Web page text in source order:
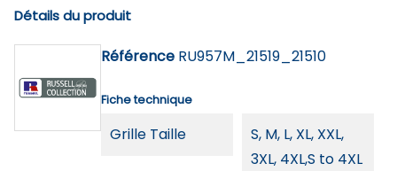
Détails du produit
Référence RU957M_21519_21510
Fiche technique
Grille Taille
S, M, L, XL, XXL,
3XL, 4XL,S to 4XL